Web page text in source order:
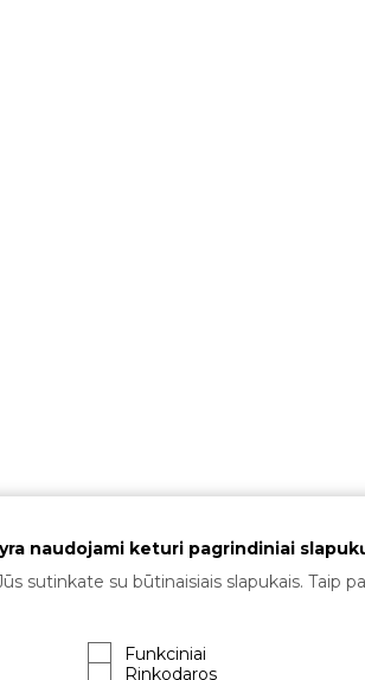
naudojami keturi pagrindiniai
sutinkate su būtinaisiais slapukais. Taip
Funkciniai
Rinkodaros